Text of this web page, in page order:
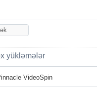
yükləmələr
VideoSpin